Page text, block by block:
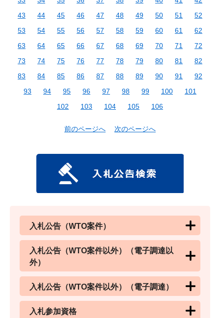
43
44 45 46 47 48 49 50 51
52
53
54 55 56 57 58 59 60 61
62
63
64 65 66 67 68 69 70 71
72
73
74 75 76 77 78 79 80 81
82
83
84 85 86 87 88 89 90 91
92
93
94 95 96 97 98 99 100
101
102
103 104 105 106
前のページへ 次のページへ
入札公告（WTO案件）
入札公告（WTO案件以外）（電子調達以
外）
入札公告（WTO案件以外）（電子調達）
入札参加資格